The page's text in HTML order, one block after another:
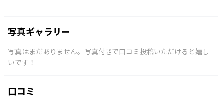
写真ギャラリー
写真はまだありません。写真付きで口コミ投稿いただけると嬉し
いです！
口コミ